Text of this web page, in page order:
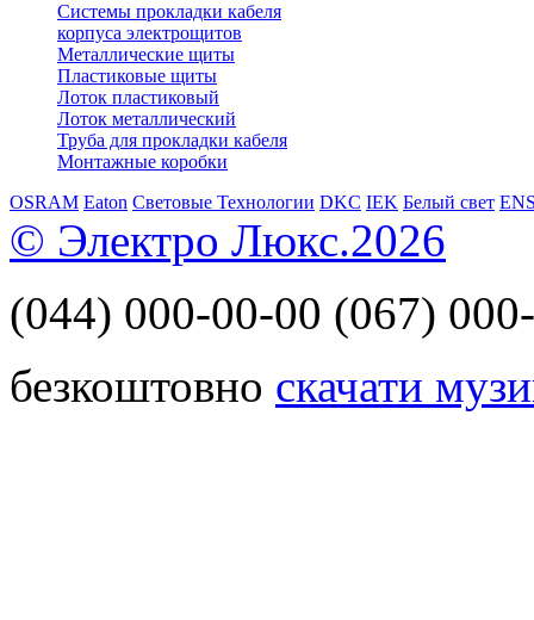
Системы прокладки кабеля
корпуса электрощитов
Металлические щиты
Пластиковые щиты
Лоток пластиковый
Лоток металлический
Труба для прокладки кабеля
Монтажные коробки
OSRAM Eaton Световые Технологии DKC IEK Белый свет
© Электро Люкс.2026
(044) 000-00-00 (067)
безкоштовно скачати